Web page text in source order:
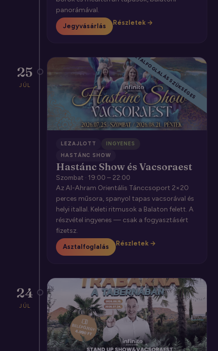
panorámával.
Jegyvásárlás Részletek →
25
JÚL CSAK ASZTALFOGLALÁS SZÜKSÉGES
LEZAJLOTT
INGYENES
HASTÁNC SHOW
Hastánc Show és Vacsoraest
Szombat · 19:00 – 22:00
Az Al-Ahram Orientális Tánccsoport 2×20
perces műsora, spanyol tapas vacsorával és
helyi itallal. Keleti ritmusok a Balaton felett. A
részvétel ingyenes — csak a fogyasztásért
fizetsz.
Asztalfoglalás Részletek →
24
JÚL